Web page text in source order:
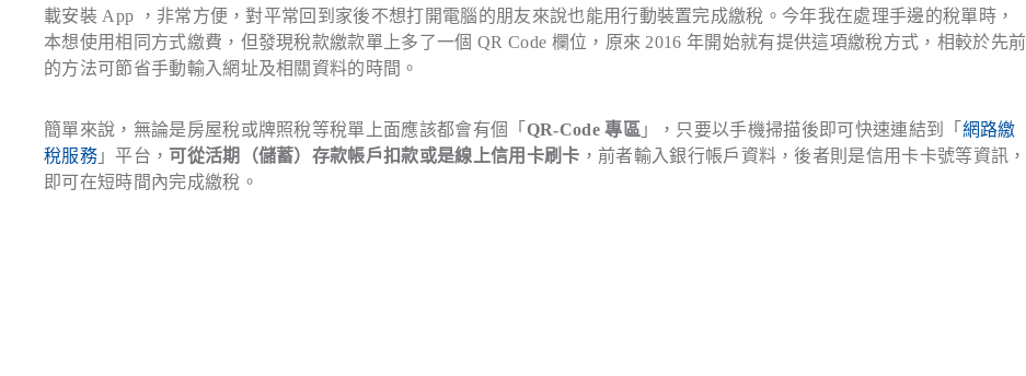
載安裝 App ，非常方便，對平常回到家後不想打開電腦的朋友來說也能用行動裝置完成繳稅。今年我在處理手邊的稅單時，
本想使用相同方式繳費，但發現稅款繳款單上多了一個 QR Code 欄位，原來 2016 年開始就有提供這項繳稅方式，相較於先前
的方法可節省手動輸入網址及相關資料的時間。
簡單來說，無論是房屋稅或牌照稅等稅單上面應該都會有個「 QR-Code 專區 」，只要以手機掃描後即可快速連結到「 網路繳
稅服務」平台， 可從活期（儲蓄）存款帳戶扣款或是線上信用卡刷卡 ，前者輸入銀行帳戶資料，後者則是信用卡卡號等資訊，
即可在短時間內完成繳稅。